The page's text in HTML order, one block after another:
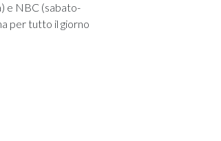
e NBC (sabato-
per tutto il giorno